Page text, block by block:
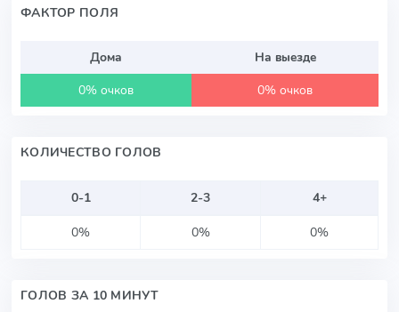
ФАКТОР ПОЛЯ
Дома
На выезде
0% очков
0% очков
КОЛИЧЕСТВО ГОЛОВ
0-1 2-3
4+
0%
0% 0%
ГОЛОВ ЗА 10 МИНУТ